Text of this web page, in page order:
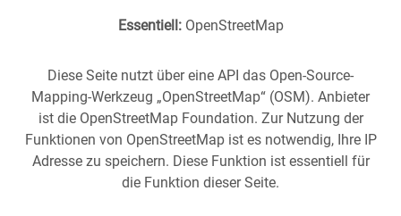
Essentiell:OpenStreetMap
Diese Seite nutzt über eine API das Open-Source-
Mapping-Werkzeug „OpenStreetMap“ (OSM). Anbieter
ist die OpenStreetMap Foundation. Zur Nutzung der
Funktionen von OpenStreetMap ist es notwendig, Ihre IP
Adresse zu speichern. Diese Funktion ist essentiell für
die Funktion dieser Seite.